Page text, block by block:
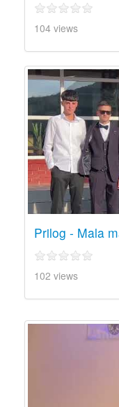
104 views
Prilog - Mala
102 views